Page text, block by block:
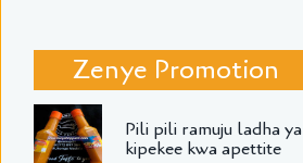
Zenye Promotion
Pili pili ramuju ladha ya
kipekee kwa apettite